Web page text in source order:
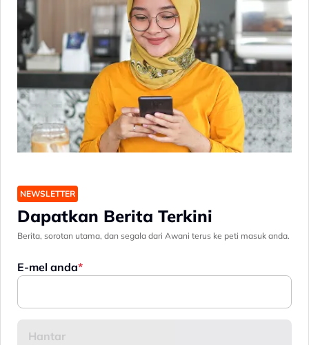
NEWSLETTER
Dapatkan Berita Terkini
Berita, sorotan utama, dan segala dari Awani terus ke peti masuk anda.
E-mel anda